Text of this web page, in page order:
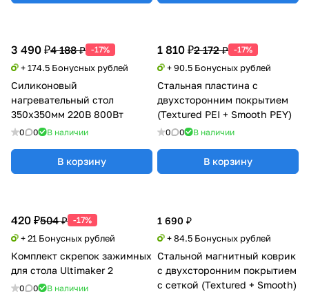
1 810 ₽2 172 ₽ -17%
+ 90.5 Бонусных рублей
Стальная пластина с
двухсторонним покрытием
(Textured PEI + Smooth PEY)
0 0 В наличии
В корзину
420 ₽504 ₽ -17%
+ 21 Бонусных рублей
Комплект скрепок зажимных
для стола Ultimaker 2
0 0 В наличии
1 690 ₽
+ 84.5 Бонусных рублей
Стальной магнитный коврик
с двухсторонним покрытием
c сеткой (Textured + Smooth)
3 490 ₽4 188 ₽ -17%
+ 174.5 Бонусных рублей
Силиконовый
нагревательный стол
350х350мм 220В 800Вт
0 0 В наличии
В корзину